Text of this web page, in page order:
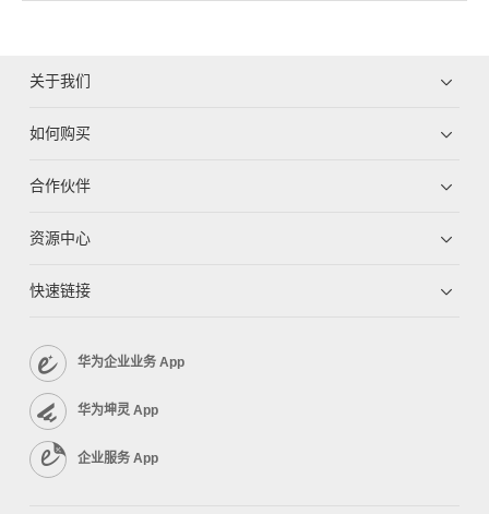
关于我们
如何购买
合作伙伴
资源中心
快速链接
华为企业业务 App
华为坤灵 App
企业服务 App